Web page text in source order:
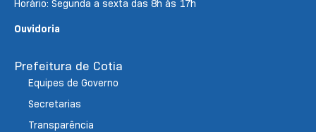
Horário: Segunda a sexta das 8h às 17h
Ouvidoria
Prefeitura de Cotia
Equipes de Governo
Secretarias
Transparência